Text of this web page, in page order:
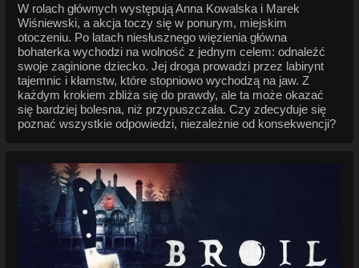
W rolach głównych występują Anna Kowalska i Marek
Wiśniewski, a akcja toczy się w ponurym, miejskim
otoczeniu. Po latach niesłusznego więzienia główna
bohaterka wychodzi na wolność z jednym celem: odnaleźć
swoje zaginione dziecko. Jej droga prowadzi przez labirynt
tajemnic i kłamstw, które stopniowo wychodzą na jaw. Z
każdym krokiem zbliża się do prawdy, ale ta może okazać
się bardziej bolesna, niż przypuszczała. Czy zdecyduje się
poznać wszystkie odpowiedzi, niezależnie od konsekwencji?